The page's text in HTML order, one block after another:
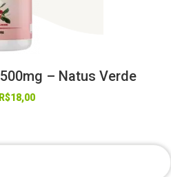
500mg – Natus Verde
R$18,00